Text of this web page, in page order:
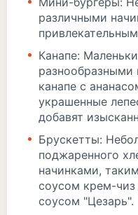
различными
Канапе:
разнообразными
канапе с
украшенные
добавят
Брускетты:
поджаренного
начинками,
соусом крем-
соусом "Цезарь".